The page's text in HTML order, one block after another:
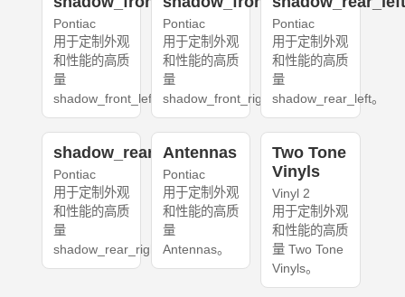
Pontiac
用于定制外观
和性能的高质
量
shadow_front_left。
Pontiac
用于定制外观
和性能的高质
量
shadow_front_right。
Pontiac
用于定制外观
和性能的高质
量
shadow_rear_left。
shadow_rear_right
Pontiac
用于定制外观
和性能的高质
量
shadow_rear_right。
Antennas
Pontiac
用于定制外观
和性能的高质
量
Antennas。
Two Tone
Vinyls
Vinyl 2
用于定制外观
和性能的高质
量 Two Tone
Vinyls。